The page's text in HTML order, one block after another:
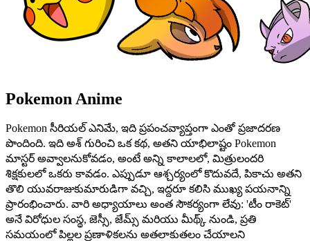
Pokemon Anime
Pokemon సీరియల్ ఎనిమే, ఇది ప్రపంచవ్యాప్తంగా ఎంతో ప్రజాదరణ
పొందింది. ఇది అశ్ గురించి ఒక కథ, అతని యాభిలాష్టం Pokemon
మాస్టర్ అవ్వాలనుకోవడం, అంటే అన్ని కాలాలలో, మిత్రులందరి
శిక్షకులలో ఒకరు కావడం. ఎప్పుడూ ఆశ్చర్యంలో కొదువదే, పికాచు అతని
తొలి యువరాజుకుమారుడిగా వచ్చి, ఇద్దరూ కలిసి ముఖ్య పయనాన్ని
ప్రారంభించారు. వారి అధ్యాయాలు అంత సౌకర్యంగా లేవు: 'టీం రాకెట్'
అనే విరోధుల సంస్థ, జెస్సీ, జేమ్స్ మరియు మీథ్క్ నుండి, ప్రతి
సమయంలో పిల్లల ప్రణాళికలను అతలాకుతలం చేయాలని